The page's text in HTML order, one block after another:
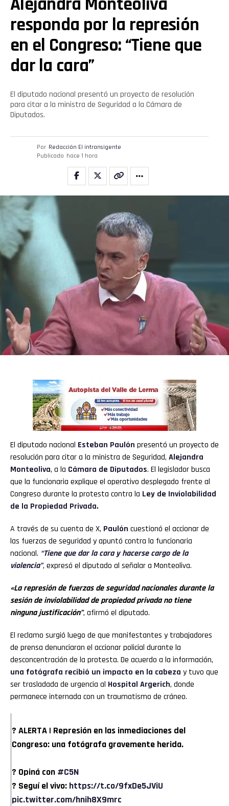
responda por la represión
en el Congreso: “Tiene que
dar la cara”
El diputado nacional presentó un proyecto de resolución
para citar a la ministra de Seguridad a la Cámara de
Diputados.
Por Redacción El intransigente
Publicado hace 1 hora
El diputado nacional Esteban Paulón presentó un proyecto de
resolución para citar a la ministra de Seguridad, Alejandra
Monteoliva, a la Cámara de Diputados. El legislador busca
que la funcionaria explique el operativo desplegado frente al
Congreso durante la protesta contra la Ley de Inviolabilidad
de la Propiedad Privada.
A través de su cuenta de X, Paulón cuestionó el accionar de
las fuerzas de seguridad y apuntó contra la funcionaria
nacional. “Tiene que dar la cara y hacerse cargo de la
violencia”, expresó el diputado al señalar a Monteoliva.
«La represión de fuerzas de seguridad nacionales durante la
sesión de inviolabilidad de propiedad privada no tiene
ninguna justificación”, afirmó el diputado.
El reclamo surgió luego de que manifestantes y trabajadores
de prensa denunciaran el accionar policial durante la
desconcentración de la protesta. De acuerdo a la información,
una fotógrafa recibió un impacto en la cabeza y tuvo que
ser trasladada de urgencia al Hospital Argerich, donde
permanece internada con un traumatismo de cráneo.
? ALERTA | Represión en las inmediaciones del
Congreso: una fotógrafa gravemente herida.
? Opiná con #C5N
? Seguí el vivo: https://t.co/9fxDe5JViU
pic.twitter.com/hnih8X9mrc